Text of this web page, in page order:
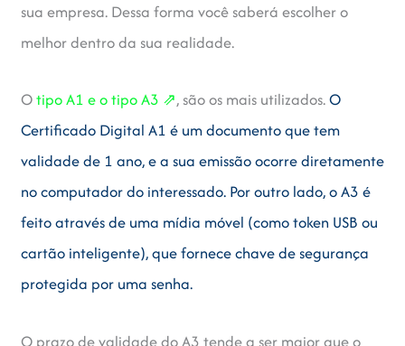
sua empresa. Dessa forma você saberá escolher o
melhor dentro da sua realidade.
Otipo A1 e o tipo A3 ⇗, são os mais utilizados.O
Certificado Digital A1 é um documento que tem
validade de 1 ano, e a sua emissão ocorre diretamente
no computador do interessado. Por outro lado, o A3 é
feito através de uma mídia móvel (como token USB ou
cartão inteligente), que fornece chave de segurança
protegida por uma senha.
O prazo de validade do A3 tende a ser maior que o